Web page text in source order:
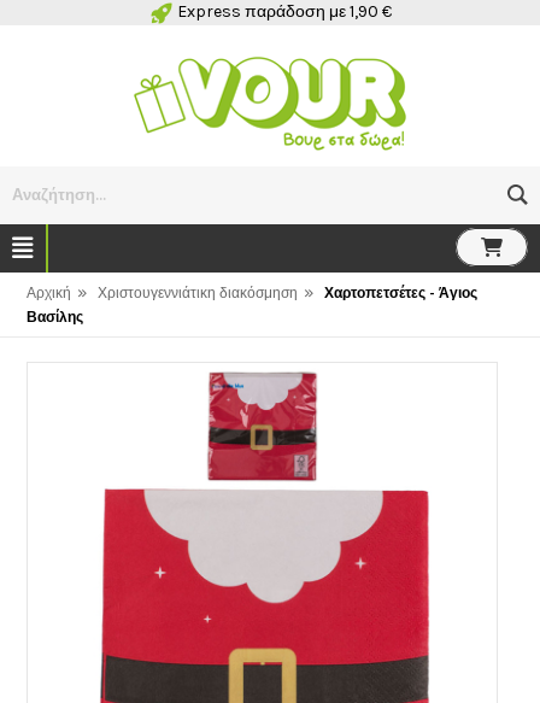
Express παράδοση με 1,90 €
Αναζήτηση...
Αρχική » Χριστουγεννιάτικη διακόσμηση »
Χαρτοπετσέτες - Άγιος
Βασίλης